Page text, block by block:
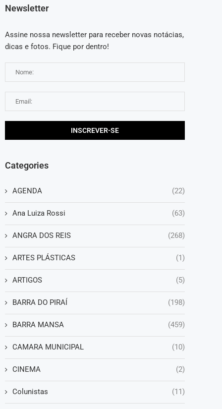
Newsletter
Assine nossa newsletter para receber novas notácias,
dicas e fotos. Fique por dentro!
Categories
AGENDA (22)
Ana Luiza Rossi (63)
ANGRA DOS REIS (268)
ARTES PLÁSTICAS (1)
ARTIGOS (5)
BARRA DO PIRAÍ (198)
BARRA MANSA (459)
CAMARA MUNICIPAL (10)
CINEMA (2)
Colunistas (11)